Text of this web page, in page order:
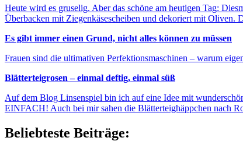
Heute wird es gruselig. Aber das schöne am heutigen Tag:
Überbacken mit Ziegenkäsescheiben und dekoriert mit Oliven.
Es gibt immer einen Grund, nicht alles können zu müssen
Frauen sind die ultimativen Perfektionsmaschinen – warum
Blätterteigrosen – einmal deftig, einmal süß
Auf dem Blog Linsenspiel bin ich auf eine Idee mit
EINFACH! Auch bei mir sahen die Blätterteighäppchen nach
Beliebteste Beiträge: